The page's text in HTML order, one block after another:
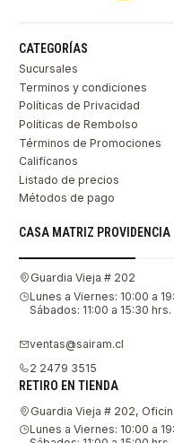
CATEGORÍAS
Sucursales
Terminos y condiciones
Políticas de Privacidad
Políticas de Rembolso
Términos de Promociones
Califícanos
Listado de precios
Métodos de pago
CASA MATRIZ PROVIDENCIA
Guardia Vieja # 202
Lunes a Viernes: 10:00 a
Sábados: 11:00 a 15:30 hrs.
ventas@sairam.cl
2 2479 3515
RETIRO EN TIENDA
Guardia Vieja # 202,
Lunes a Viernes: 10:00 a